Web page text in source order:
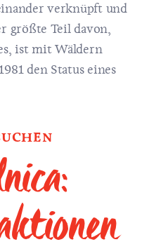
verknüpft und
größte Teil davon,
ist mit Wäldern
den Status eines